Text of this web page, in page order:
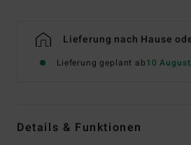
Lieferung nach Hause
Lieferung geplant ab10 August
Details & Funktionen